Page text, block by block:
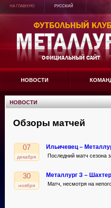
НА ГЛАВНУЮ РУССКИЙ
НОВОСТИ
НОВОСТИ
Обзоры матчей
07
декабря
Ильичевец –
Последний матч сезона
30
ноября
Металлург З – Шахтер
Матч, несмотря на